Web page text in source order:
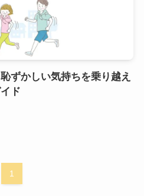
ずかしい気持ちを乗り越え
ド
1